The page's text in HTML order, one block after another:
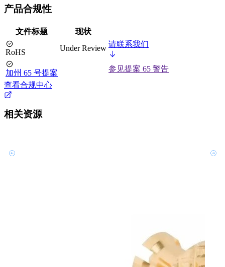
产品合规性
文件标题 现状
RoHS Under Review 请联系我们
加州 65 号提案
参见提案 65 警告
查看合规中心
相关资源